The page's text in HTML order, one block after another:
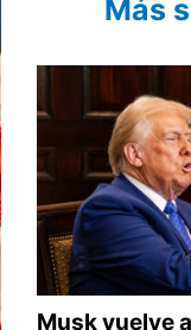
Más
Musk vuelve